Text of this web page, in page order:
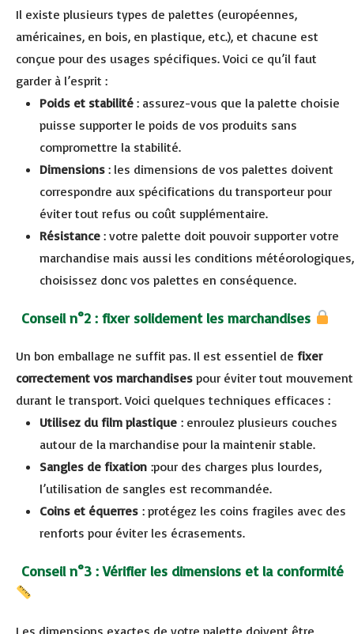
Il existe plusieurs types de palettes (européennes,
américaines, en bois, en plastique, etc.), et chacune est
conçue pour des usages spécifiques. Voici ce qu’il faut
garder à l’esprit :
Poids et stabilité : assurez-vous que la palette choisie
puisse supporter le poids de vos produits sans
compromettre la stabilité.
Dimensions : les dimensions de vos palettes doivent
correspondre aux spécifications du transporteur pour
éviter tout refus ou coût supplémentaire.
Résistance : votre palette doit pouvoir supporter votre
marchandise mais aussi les conditions météorologiques,
choisissez donc vos palettes en conséquence.
Conseil n°2 : fixer solidement les marchandises
Un bon emballage ne suffit pas. Il est essentiel de fixer
correctement vos marchandises pour éviter tout mouvement
durant le transport. Voici quelques techniques efficaces :
Utilisez du film plastique : enroulez plusieurs couches
autour de la marchandise pour la maintenir stable.
Sangles de fixation :pour des charges plus lourdes,
l’utilisation de sangles est recommandée.
Coins et équerres : protégez les coins fragiles avec des
renforts pour éviter les écrasements.
Conseil n°3 : Vérifier les dimensions et la conformité
Les dimensions exactes de votre palette doivent être